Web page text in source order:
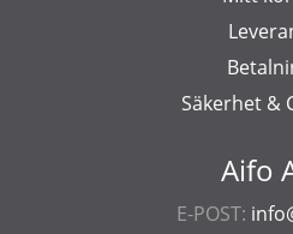
Aifo
E-POST:
Säkerhet &